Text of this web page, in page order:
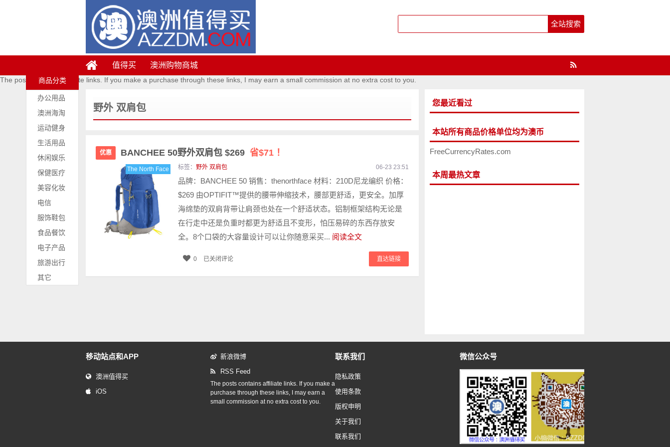
值得买 澳洲购物商城
The posts contains affiliate links. If you make a purchase through these links, I may earn a small commission at no extra cost to you.
商品分类
办公用品
澳洲海淘
运动健身
生活用品
休闲娱乐
保健医疗
美容化妆
电信
服饰鞋包
食品餐饮
电子产品
旅游出行
其它
野外 双肩包
优惠 BANCHEE 50野外双肩包 $269 省$71 ！
The North Face 标签： 野外 双肩包 06-23 23:51
品牌：BANCHEE 50 销售：thenorthface 材料：210D尼龙编织 价格：
$269 由OPTIFIT™提供的腰带伸缩技术，腰部更舒适，更安全。加厚
海绵垫的双肩背带让肩颈也处在一个舒适状态。铝制框架结构无论是
在行走中还是负重时都更为舒适且不变形，怕压易碎的东西存放安
全。8个口袋的大容量设计可以让你随意采买... 阅读全文
直达链接
0 已关闭评论
您最近看过
本站所有商品价格单位均为澳币
FreeCurrencyRates.com
本周最热文章
移动站点和APP
澳洲值得买
iOS
新浪微博
RSS Feed
The posts contains affiliate links. If you make a
purchase through these links, I may earn a
small commission at no extra cost to you.
联系我们
隐私政策
使用条款
版权申明
关于我们
联系我们
微信公众号